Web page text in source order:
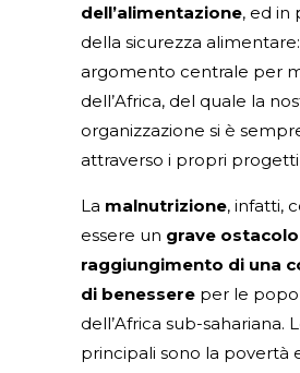
dell’alimentazione, ed in
della sicurezza
argomento centrale per
dell’Africa, del quale la
organizzazione si è
attraverso i propri
La malnutrizione, infatti,
essere un grave
raggiungimento di una
di benessere per le
dell’Africa sub-sahariana.
principali sono la povertà